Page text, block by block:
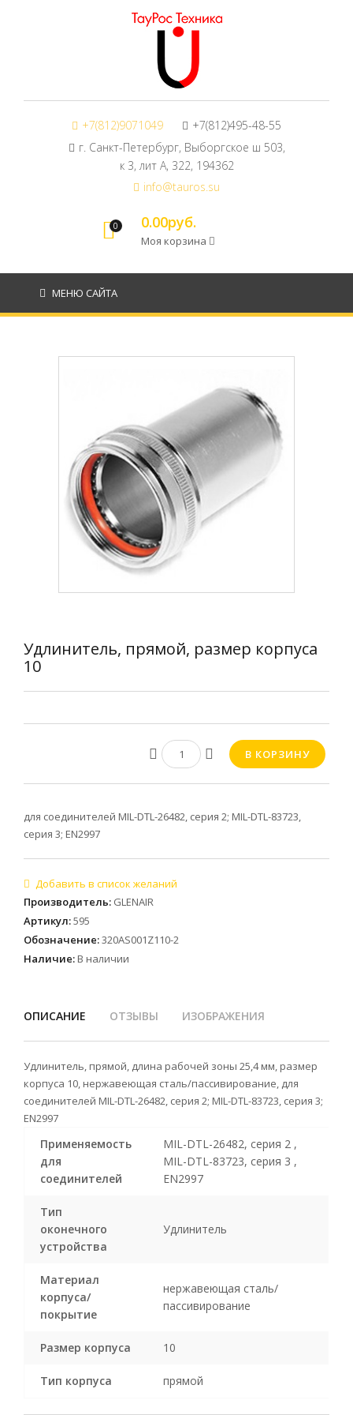
+7(812)9071049
+7(812)495-48-55
г. Санкт-Петербург, Выборгское ш 503,
к 3, лит А, 322, 194362
info@tauros.su
0 0.00руб.
Моя корзина
МЕНЮ САЙТА
Удлинитель, прямой, размер корпуса
10
для соединителей MIL-DTL-26482, серия 2; MIL-DTL-83723,
серия 3; EN2997
Производитель: GLENAIR
Артикул:595
Обозначение:320AS001Z110-2
Наличие: В наличии
ОПИСАНИЕ ОТЗЫВЫ ИЗОБРАЖЕНИЯ
Удлинитель, прямой, длина рабочей зоны 25,4 мм, размер
корпуса 10, нержавеющая сталь/пассивирование, для
соединителей MIL-DTL-26482, серия 2; MIL-DTL-83723, серия 3;
EN2997
Применяемость
для
соединителей
MIL-DTL-26482, серия 2 ,
MIL-DTL-83723, серия 3 ,
EN2997
Тип
оконечного
устройства
Удлинитель
Материал
корпуса/
покрытие
нержавеющая сталь/
пассивирование
Размер корпуса 10
Тип корпуса прямой